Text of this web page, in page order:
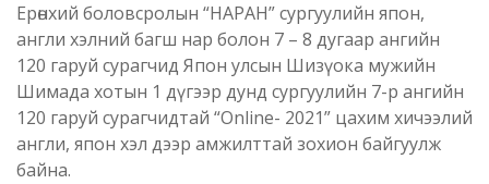
Ерөнхий боловсролын “НАРАН” сургуулийн япон,
англи хэлний багш нар болон 7 – 8 дугаар ангийн
120 гаруй сурагчид Япон улсын Шизүока мужийн
Шимада хотын 1 дүгээр дунд сургуулийн 7-р ангийн
120 гаруй сурагчидтай “Online- 2021” цахим хичээлий
англи, япон хэл дээр амжилттай зохион байгуулж
байна.